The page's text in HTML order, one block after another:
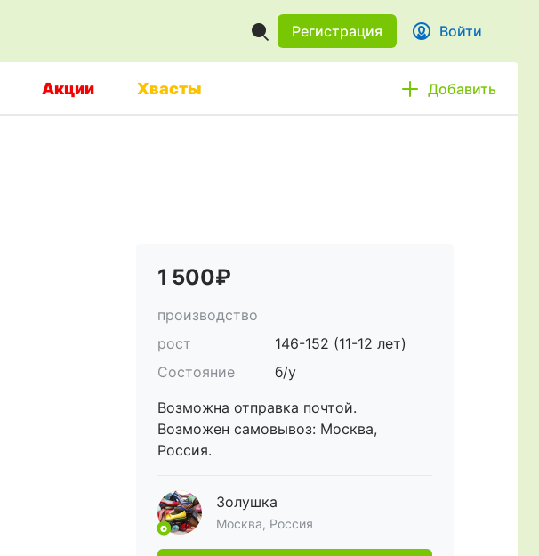
Регистрация Войти
Добавить
Акции Хвасты
1 500₽
производство
рост
146-152 (11-12 лет)
Состояние
б/у
Возможна отправка почтой.
Возможен самовывоз: Москва,
Россия.
Золушка
Москва, Россия